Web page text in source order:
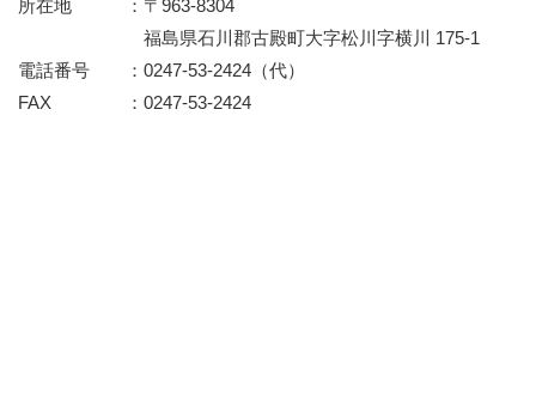
所在地
〒963-8304
福島県石川郡古殿町大字松川字横川 175-1
電話番号
0247-53-2424（代）
FAX
0247-53-2424